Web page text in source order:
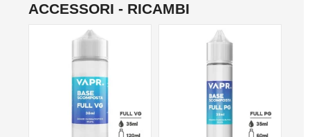
ACCESSORI - RICAMBI